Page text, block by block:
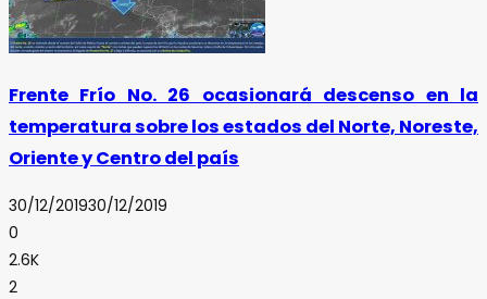
Frente Frío No. 26 ocasionará descenso en la
temperatura sobre los estados del Norte, Noreste,
Oriente y Centro del país
30/12/201930/12/2019
0
2.6K
2